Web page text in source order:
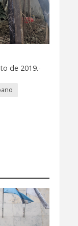
de 2019.-